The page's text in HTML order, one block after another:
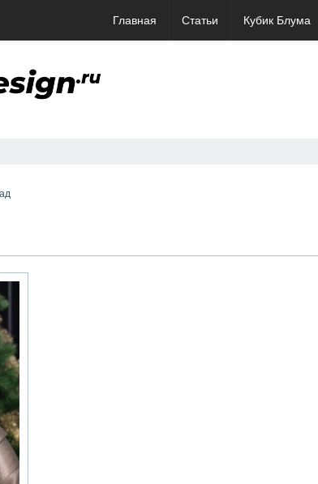
Главная Статьи Кубик Блума